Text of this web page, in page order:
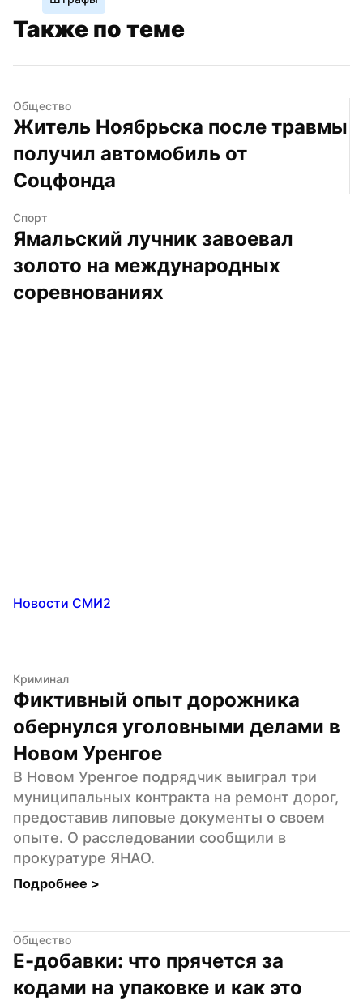
Также по теме
Общество
Житель Ноябрьска после травмы
получил автомобиль от
Соцфонда
Спорт
Ямальский лучник завоевал
золото на международных
соревнованиях
Новости СМИ2
Криминал
Фиктивный опыт дорожника
обернулся уголовными делами в
Новом Уренгое
В Новом Уренгое подрядчик выиграл три
муниципальных контракта на ремонт дорог,
предоставив липовые документы о своем
опыте. О расследовании сообщили в
прокуратуре ЯНАО.
Подробнее >
Общество
Е-добавки: что прячется за
кодами на упаковке и как это